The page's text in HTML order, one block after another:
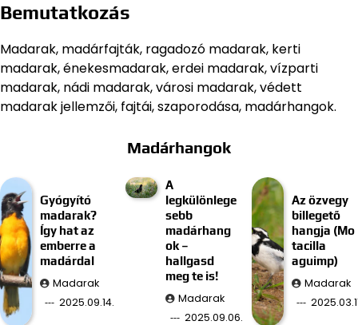
Bemutatkozás
Madarak, madárfajták, ragadozó madarak, kerti
madarak, énekesmadarak, erdei madarak, vízparti
madarak, nádi madarak, városi madarak, védett
madarak jellemzői, fajtái, szaporodása, madárhangok.
Madárhangok
Gyógyító
madarak?
Így hat az
emberre a
madárdal
Madarak
2025.09.14.
A
legkülönlege
sebb
madárhang
ok –
hallgasd
meg te is!
Madarak
2025.09.06.
Az özvegy
billegető
hangja (Mo
tacilla
aguimp)
Madarak